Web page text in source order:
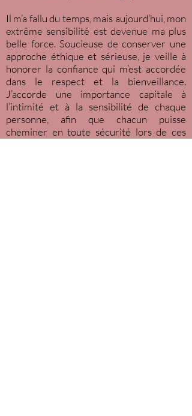
Il m’a fallu du temps, mais aujourd’hui, mon
extrême sensibilité est devenue ma plus
belle force. Soucieuse de conserver une
approche éthique et sérieuse, je veille à
honorer la confiance qui m’est accordée
dans le respect et la bienveillance.
J’accorde une importance capitale à
l’intimité et à la sensibilité de chaque
personne, afin que chacun puisse
cheminer en toute sécurité lors de ces